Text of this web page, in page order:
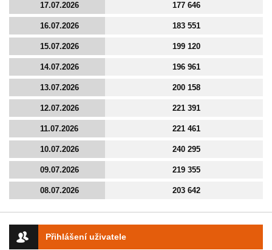
Přihlášení uživatele
17.07.2026 177 646
16.07.2026 183 551
15.07.2026 199 120
14.07.2026 196 961
13.07.2026 200 158
12.07.2026 221 391
11.07.2026 221 461
10.07.2026 240 295
09.07.2026 219 355
08.07.2026 203 642